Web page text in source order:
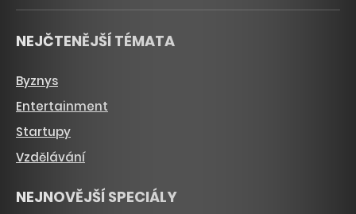
NEJČTENĚJŠÍ TÉMATA
Byznys
Entertainment
Startupy
Vzdělávání
NEJNOVĚJŠÍ SPECIÁLY